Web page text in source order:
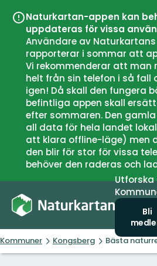
Naturkartan-appen kan
uppdateras för vissa
Användare av
rapporterar i sommar att
Vi rekommenderar att man
helt från sin telefon i så fall
igen! Då skall den fungera
befintliga appen skall
efter sommaren. Den
all data för hela landet
att klara offline-läge) men
den blir för stor för vissa
behöver den raderas och
Utforska
Bli
Kommuner Kongsberg Bästa